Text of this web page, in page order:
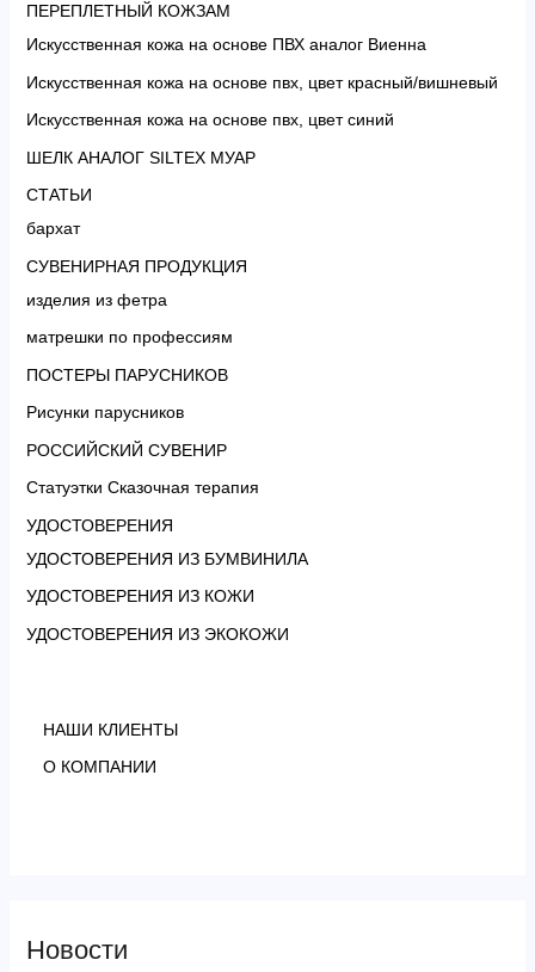
ПЕРЕПЛЕТНЫЙ КОЖЗАМ
Искусственная кожа на основе ПВХ аналог Виенна
Искусственная кожа на основе пвх, цвет красный/вишневый
Искусственная кожа на основе пвх, цвет синий
ШЕЛК АНАЛОГ SILTEX МУАР
СТАТЬИ
бархат
СУВЕНИРНАЯ ПРОДУКЦИЯ
изделия из фетра
матрешки по профессиям
ПОСТЕРЫ ПАРУСНИКОВ
Рисунки парусников
РОССИЙСКИЙ СУВЕНИР
Статуэтки Сказочная терапия
УДОСТОВЕРЕНИЯ
УДОСТОВЕРЕНИЯ ИЗ БУМВИНИЛА
УДОСТОВЕРЕНИЯ ИЗ КОЖИ
УДОСТОВЕРЕНИЯ ИЗ ЭКОКОЖИ
НАШИ КЛИЕНТЫ
О КОМПАНИИ
Новости